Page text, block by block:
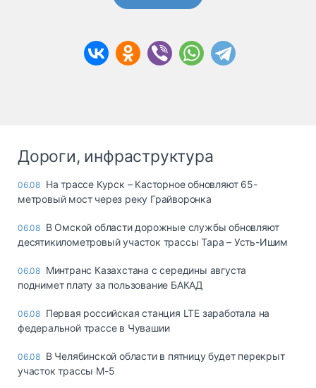
Дороги, инфраструктура
06.08 На трассе Курск – Касторное обновляют 65-
метровый мост через реку Грайворонка
06.08 В Омской области дорожные службы обновляют
десятикилометровый участок трассы Тара – Усть-Ишим
06.08 Минтранс Казахстана с середины августа
поднимет плату за пользование БАКАД
06.08 Первая российская станция LTE заработала на
федеральной трассе в Чувашии
06.08 В Челябинской области в пятницу будет перекрыт
участок трассы М-5